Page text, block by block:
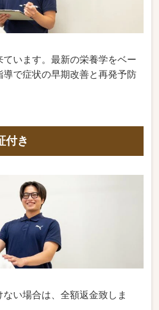
います。最新の栄養学をベー
導で症状の早期改善と再発予防
付き
い場合は、全額返金致しま